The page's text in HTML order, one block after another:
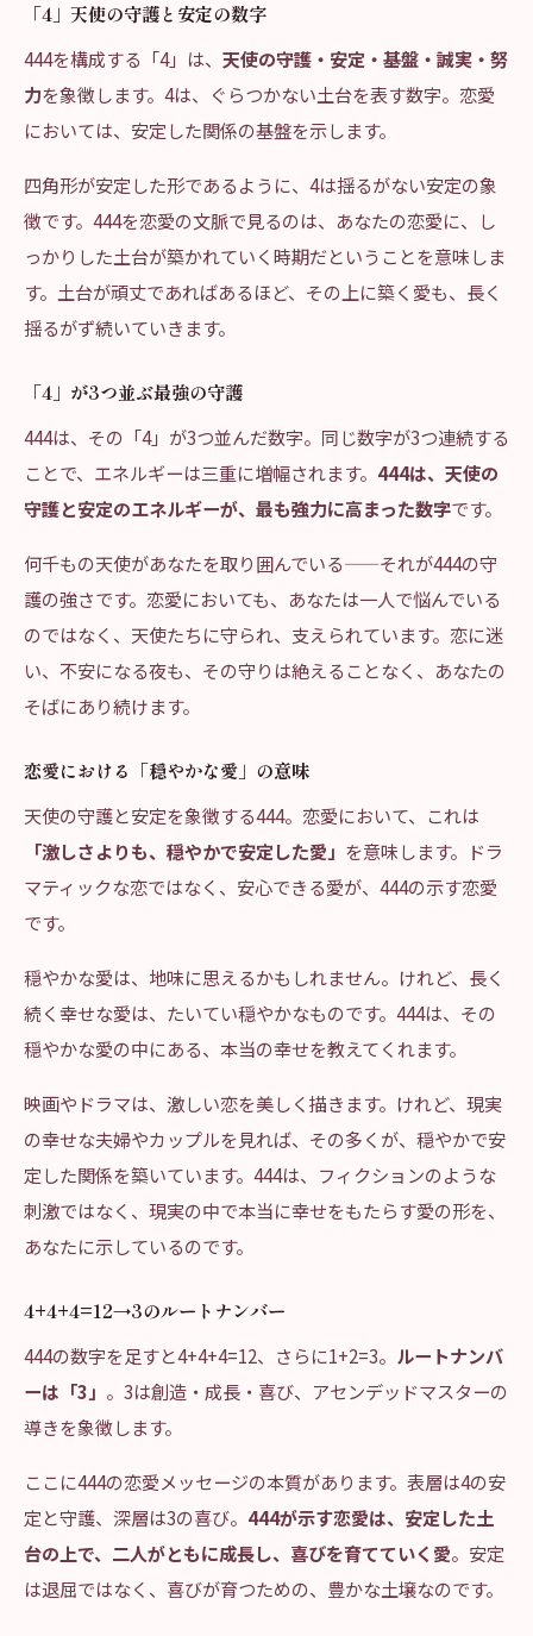
「4」天使の守護と安定の数字
444を構成する「4」は、 天使の守護・安定・基盤・誠実・努
力を象徴します。4は、ぐらつかない土台を表す数字。恋愛
においては、安定した関係の基盤を示します。
四角形が安定した形であるように、4は揺るがない安定の象
徴です。444を恋愛の文脈で見るのは、あなたの恋愛に、し
っかりした土台が築かれていく時期だということを意味しま
す。土台が頑丈であればあるほど、その上に築く愛も、長く
揺るがず続いていきます。
「4」が3つ並ぶ最強の守護
444は、その「4」が3つ並んだ数字。同じ数字が3つ連続する
ことで、エネルギーは三重に増幅されます。 444は、天使の
守護と安定のエネルギーが、最も強力に高まった数字です。
何千もの天使があなたを取り囲んでいる——それが444の守
護の強さです。恋愛においても、あなたは一人で悩んでいる
のではなく、天使たちに守られ、支えられています。恋に迷
い、不安になる夜も、その守りは絶えることなく、あなたの
そばにあり続けます。
恋愛における「穏やかな愛」の意味
天使の守護と安定を象徴する444。恋愛において、これは
「激しさよりも、穏やかで安定した愛」 を意味します。ドラ
マティックな恋ではなく、安心できる愛が、444の示す恋愛
です。
穏やかな愛は、地味に思えるかもしれません。けれど、長く
続く幸せな愛は、たいてい穏やかなものです。444は、その
穏やかな愛の中にある、本当の幸せを教えてくれます。
映画やドラマは、激しい恋を美しく描きます。けれど、現実
の幸せな夫婦やカップルを見れば、その多くが、穏やかで安
定した関係を築いています。444は、フィクションのような
刺激ではなく、現実の中で本当に幸せをもたらす愛の形を、
あなたに示しているのです。
4+4+4=12→3のルートナンバー
444の数字を足すと4+4+4=12、さらに1+2=3。 ルートナンバ
ーは「3」 。3は創造・成長・喜び、アセンデッドマスターの
導きを象徴します。
ここに444の恋愛メッセージの本質があります。表層は4の安
定と守護、深層は3の喜び。 444が示す恋愛は、安定した土
台の上で、二人がともに成長し、喜びを育てていく愛。安定
は退屈ではなく、喜びが育つための、豊かな土壌なのです。